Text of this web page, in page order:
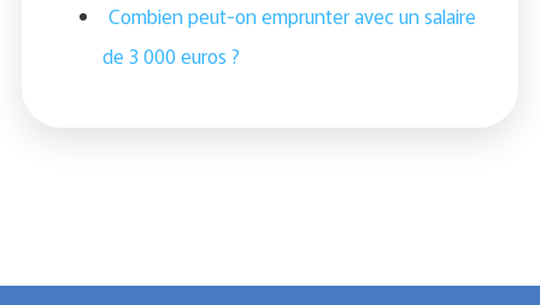
Combien peut-on emprunter avec un salaire
de 3 000 euros ?